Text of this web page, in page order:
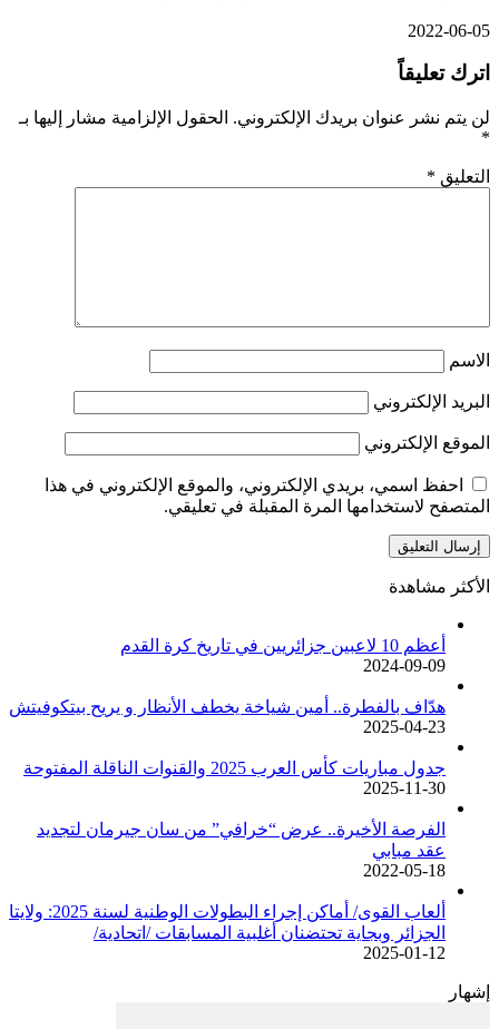
2022-06-05
اترك تعليقاً
لن يتم نشر عنوان بريدك الإلكتروني. الحقول الإلزامية مشار إليها بـ
*
التعليق *
الاسم
البريد الإلكتروني
الموقع الإلكتروني
احفظ اسمي، بريدي الإلكتروني، والموقع الإلكتروني في هذا
المتصفح لاستخدامها المرة المقبلة في تعليقي.
الأكثر مشاهدة
أعظم 10 لاعبين جزائريين في تاريخ كرة القدم
2024-09-09
هدّاف بالفطرة.. أمين شياخة يخطف الأنظار و يريح بيتكوفيتش
2025-04-23
جدول مباريات كأس العرب 2025 والقنوات الناقلة المفتوحة
2025-11-30
الفرصة الأخيرة.. عرض “خرافي” من سان جيرمان لتجديد
عقد مبابي
2022-05-18
ألعاب القوى/ أماكن إجراء البطولات الوطنية لسنة 2025: ولايتا
الجزائر وبجاية تحتضنان أغلبية المسابقات /اتحادية/
2025-01-12
إشهار